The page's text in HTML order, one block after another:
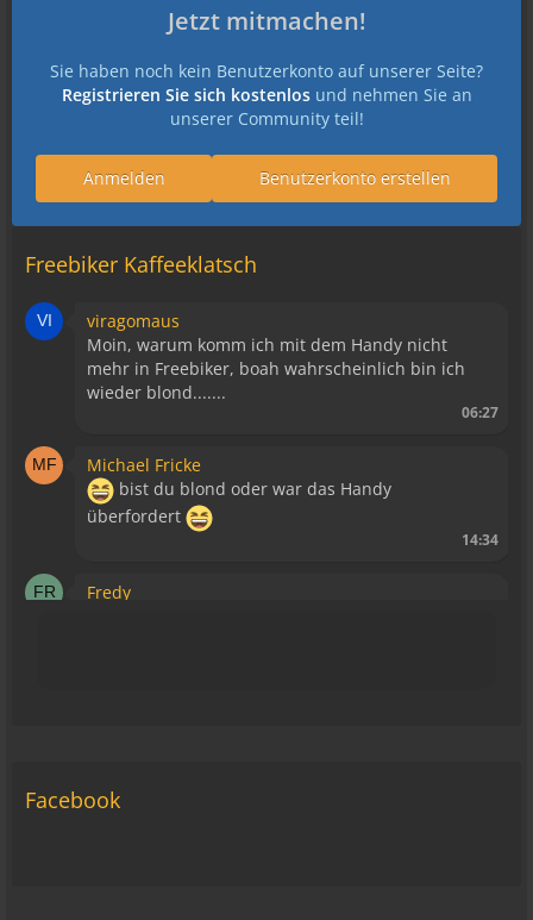
Jetzt mitmachen!
Sie haben noch kein Benutzerkonto auf unserer Seite?
Registrieren Sie sich kostenlosund nehmen Sie an
unserer Community teil!
Benutzerkonto erstellen
Anmelden
Freebiker Kaffeeklatsch
viragomaus
Moin, warum komm ich mit dem Handy nicht
mehr in Freebiker, boah wahrscheinlich bin ich
wieder blond.......
06:27
Michael Fricke
bist du blond oder war das Handy
überfordert
14:34
Fredy
viragomaus
Facebook